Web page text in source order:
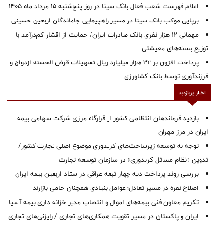
اعلام فهرست شعب فعال بانک سینا در روز پنج‌شنبه 15 مرداد ماه 1405
برپایی موکب بانک سینا در مسیر راهپیمایی جاماندگان اربعین حسینی
مهمانی ۱۲ هزار نفری بانک صادرات ایران/ حمایت از اقشار کم‌درآمد با
توزیع بسته‌های معیشتی
پرداخت افزون بر 32 هزار میلیارد ریال تسهیلات قرض الحسنه ازدواج و
فرزندآوری توسط بانک کشاورزی
اخبار پربازدید
بازدید فرماندهان انتظامی کشور از قرارگاه مرزی شرکت سهامی بیمه
ایران در مرز مهران
توجه به توسعه زیرساخت‌های کریدوری موضوع اصلی تجارت کشور/
تدوین «نظام مسائل کریدوری» در سازمان توسعه تجارت
بررسی روند پرداخت دیه چهار تبعه عراقی در ستاد اربعین بیمه ایران
اصلاح نقره در مسیر تعادل؛ عوامل بنیادی همچنان حامی بازارند
تکریم معاون فنی بیمه‌های اموال و انتصاب مدیر خزانه داری بیمه آسیا
ایران و پاکستان در مسیر تقویت همکاری‌های تجاری / رایزنی‌های تجاری